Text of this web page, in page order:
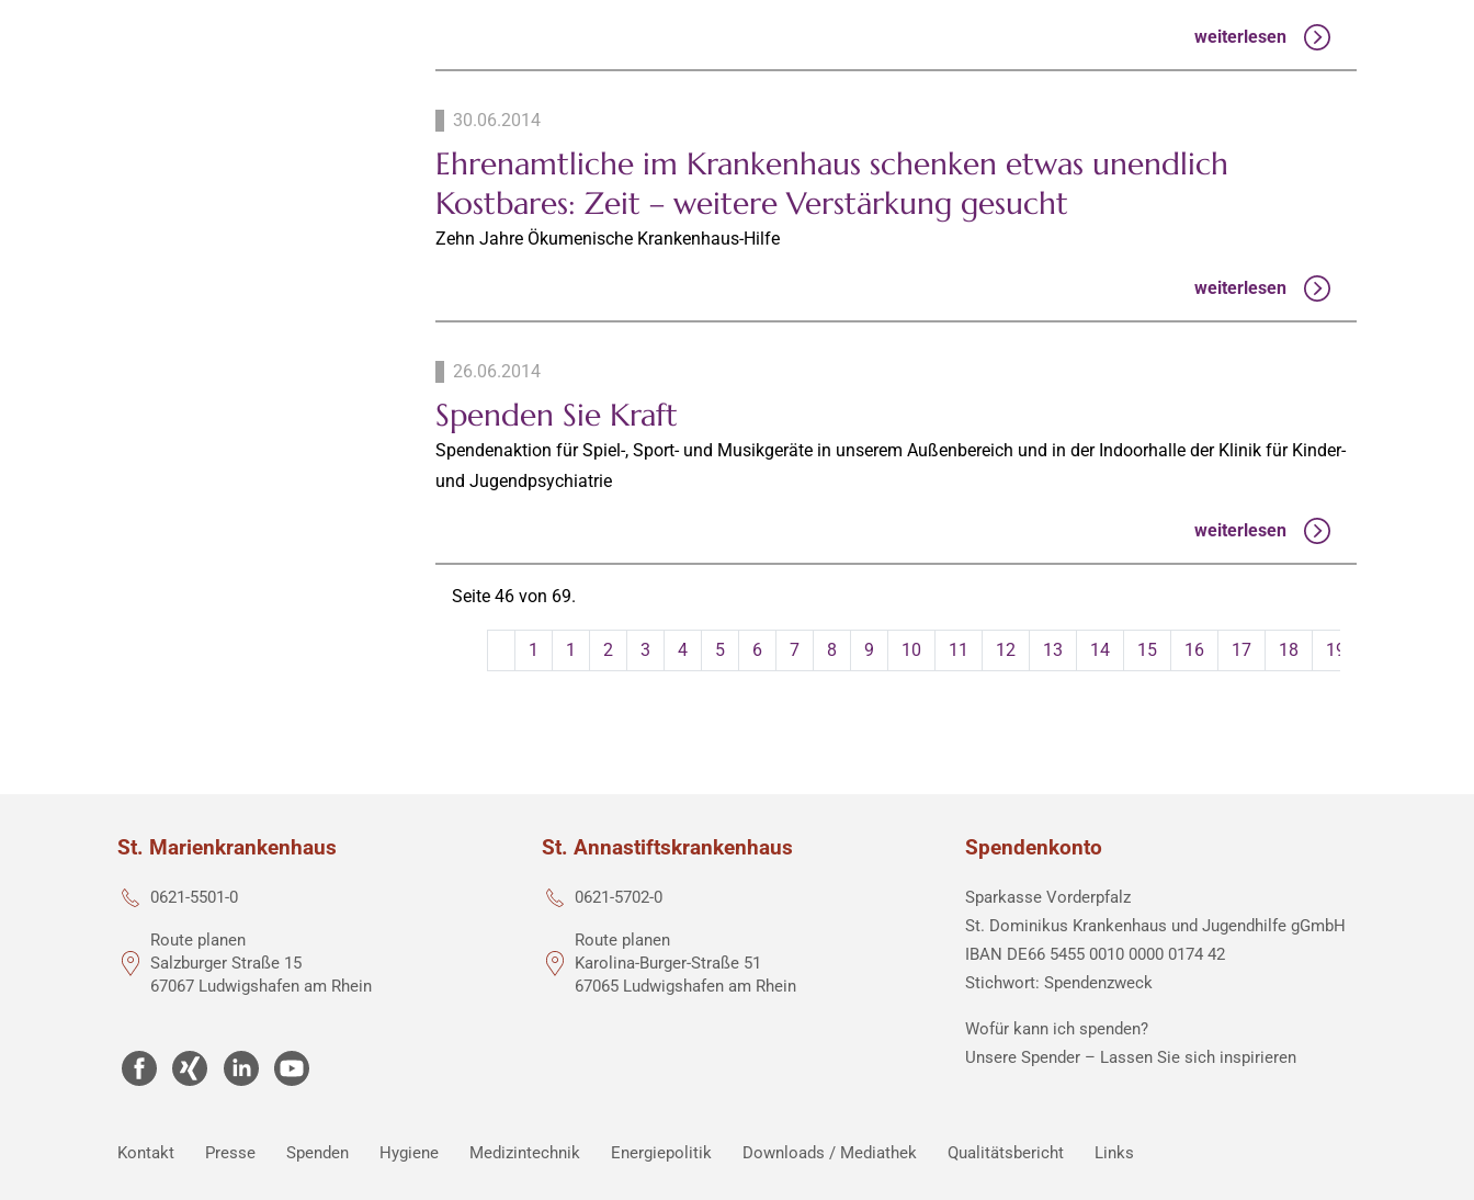
weiterlesen
30.06.2014
Ehrenamtliche im Krankenhaus schenken etwas unendlich
Kostbares: Zeit – weitere Verstärkung gesucht
Zehn Jahre Ökumenische Krankenhaus-Hilfe
weiterlesen
26.06.2014
Spenden Sie Kraft
Spendenaktion für Spiel-, Sport- und Musikgeräte in unserem Außenbereich und in der Indoorhalle der Klinik für Kinder-
und Jugendpsychiatrie
weiterlesen
Seite 46 von 69.
1 1 2 3 4 5 6 7 8 9 10 11 12 13 14 15 16 17 18 19
St. Marienkrankenhaus
0621-5501-0
Route planen
Salzburger Straße 15
67067 Ludwigshafen am Rhein
St. Annastiftskrankenhaus
0621-5702-0
Route planen
Karolina-Burger-Straße 51
67065 Ludwigshafen am Rhein
Spendenkonto
Sparkasse Vorderpfalz
St. Dominikus Krankenhaus und Jugendhilfe gGmbH
IBAN DE66 5455 0010 0000 0174 42
Stichwort: Spendenzweck
Wofür kann ich spenden?
Unsere Spender – Lassen Sie sich inspirieren
Kontakt Presse Spenden Hygiene Medizintechnik Energiepolitik Downloads / Mediathek Qualitätsbericht Links